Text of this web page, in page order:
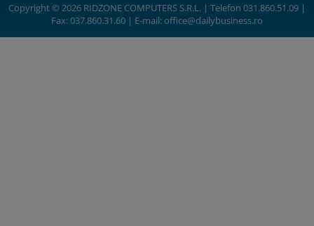
Copyright © 2026 RIDZONE COMPUTERS S.R.L. | Telefon 031.860.51.09 |
Fax: 037.860.31.60 | E-mail:office@dailybusiness.ro